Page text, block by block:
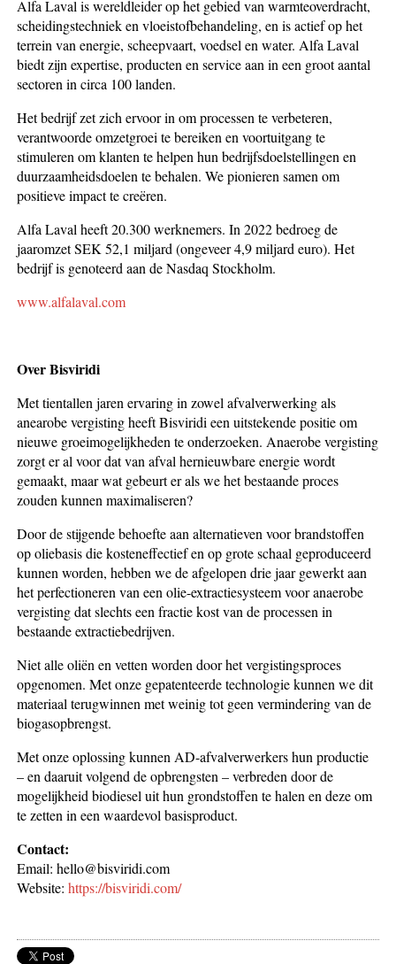
Alfa Laval is wereldleider op het gebied van warmteoverdracht,
scheidingstechniek en vloeistofbehandeling, en is actief op het
terrein van energie, scheepvaart, voedsel en water. Alfa Laval
biedt zijn expertise, producten en service aan in een groot aantal
sectoren in circa 100 landen.
Het bedrijf zet zich ervoor in om processen te verbeteren,
verantwoorde omzetgroei te bereiken en voortuitgang te
stimuleren om klanten te helpen hun bedrijfsdoelstellingen en
duurzaamheidsdoelen te behalen. We pionieren samen om
positieve impact te creëren.
Alfa Laval heeft 20.300 werknemers. In 2022 bedroeg de
jaaromzet SEK 52,1 miljard (ongeveer 4,9 miljard euro). Het
bedrijf is genoteerd aan de Nasdaq Stockholm.
www.alfalaval.com
Over Bisviridi
Met tientallen jaren ervaring in zowel afvalverwerking als
anearobe vergisting heeft Bisviridi een uitstekende positie om
nieuwe groeimogelijkheden te onderzoeken. Anaerobe vergisting
zorgt er al voor dat van afval hernieuwbare energie wordt
gemaakt, maar wat gebeurt er als we het bestaande proces
zouden kunnen maximaliseren?
Door de stijgende behoefte aan alternatieven voor brandstoffen
op oliebasis die kosteneffectief en op grote schaal geproduceerd
kunnen worden, hebben we de afgelopen drie jaar gewerkt aan
het perfectioneren van een olie-extractiesysteem voor anaerobe
vergisting dat slechts een fractie kost van de processen in
bestaande extractiebedrijven.
Niet alle oliën en vetten worden door het vergistingsproces
opgenomen. Met onze gepatenteerde technologie kunnen we dit
materiaal terugwinnen met weinig tot geen vermindering van de
biogasopbrengst.
Met onze oplossing kunnen AD-afvalverwerkers hun productie
– en daaruit volgend de opbrengsten – verbreden door de
mogelijkheid biodiesel uit hun grondstoffen te halen en deze om
te zetten in een waardevol basisproduct.
Contact:
Email: hello@bisviridi.com
Website:https://bisviridi.com/